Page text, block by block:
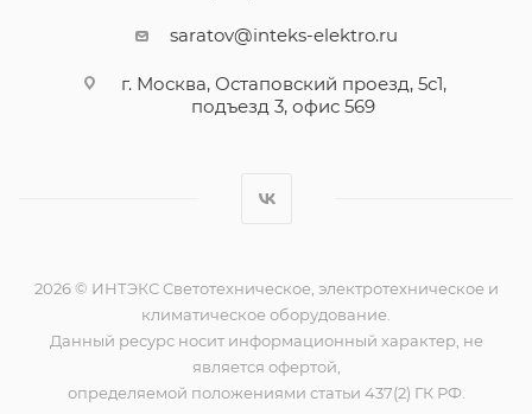
saratov@inteks-elektro.ru
г. Москва, Остаповский проезд, 5с1,
подъезд 3, офис 569
2026 © ИНТЭКС Светотехническое, электротехническое и
климатическое оборудование.
Данный ресурс носит информационный характер, не
является офертой,
определяемой положениями статьи 437(2) ГК РФ.